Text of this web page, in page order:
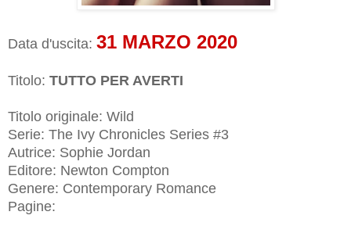
Data d'uscita: 31 MARZO 2020
Titolo: TUTTO PER AVERTI
Titolo originale: Wild
Serie: The Ivy Chronicles Series #3
Autrice: Sophie Jordan
Editore: Newton Compton
Genere: Contemporary Romance
Pagine: